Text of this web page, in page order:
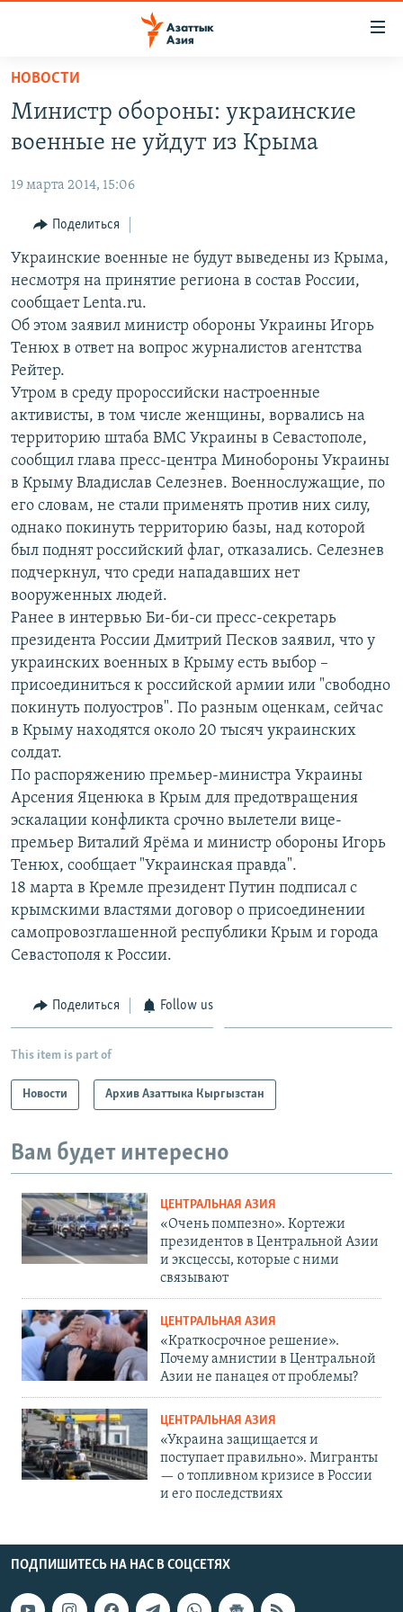
Вернуться
основному
содержанию
навигации
Вернутся
поиску
ЦЕНТРАЛЬНАЯ АЗИЯ
УЗБЕКИСТАН
ТАДЖИКИСТАН
ВОЙНА В УКРАИНЕ
НА ДРУГИХ ЯЗЫКАХ
ҚАЗАҚША
КЫРГЫЗЧА
ЎЗБЕКЧА
ТОҶИКӢ
TÜRKMENÇE
Все сайты РСЕ/РС
НОВОСТИ
Министр обороны: украинские
военные не уйдут из Крыма
19 марта 2014, 15:06
Поделиться
Украинские военные не будут выведены из Крыма,
несмотря на принятие региона в состав России,
сообщает Lenta.ru.
Об этом заявил министр обороны Украины Игорь
Тенюх в ответ на вопрос журналистов агентства
Рейтер.
Утром в среду пророссийски настроенные
активисты, в том числе женщины, ворвались на
территорию штаба ВМС Украины в Севастополе,
сообщил глава пресс-центра Минобороны Украины
в Крыму Владислав Селезнев. Военнослужащие, по
его словам, не стали применять против них силу,
однако покинуть территорию базы, над которой
был поднят российский флаг, отказались. Селезнев
подчеркнул, что среди нападавших нет
вооруженных людей.
Ранее в интервью Би-би-си пресс-секретарь
президента России Дмитрий Песков заявил, что у
украинских военных в Крыму есть выбор –
присоединиться к российской армии или "свободно
покинуть полуостров". По разным оценкам, сейчас
в Крыму находятся около 20 тысяч украинских
солдат.
По распоряжению премьер-министра Украины
Арсения Яценюка в Крым для предотвращения
эскалации конфликта срочно вылетели вице-
премьер Виталий Ярёма и министр обороны Игорь
Тенюх, сообщает "Украинская правда".
18 марта в Кремле президент Путин подписал с
крымскими властями договор о присоединении
самопровозглашенной республики Крым и города
Севастополя к России.
Поделиться Follow us
This item is part of
Новости Архив Азаттыка Кыргызстан
Вам будет интересно
ЦЕНТРАЛЬНАЯ АЗИЯ
«Очень помпезно». Кортежи
президентов в Центральной Азии
и эксцессы, которые с ними
связывают
ЦЕНТРАЛЬНАЯ АЗИЯ
«Краткосрочное решение».
Почему амнистии в Центральной
Азии не панацея от проблемы?
ЦЕНТРАЛЬНАЯ АЗИЯ
«Украина защищается и
поступает правильно». Мигранты
— о топливном кризисе в России
и его последствиях
ПОДПИШИТЕСЬ НА НАС В СОЦСЕТЯХ